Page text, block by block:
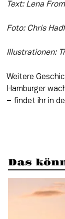
Text: Lena
Foto: Chris
Illustrationen:
Weitere
Hamburger
– findet ihr in
Das